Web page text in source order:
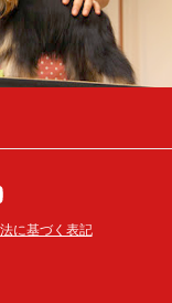
に基づく表記